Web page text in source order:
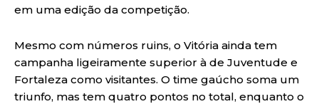
em uma edição da competição.
Mesmo com números ruins, o Vitória ainda tem
campanha ligeiramente superior à de Juventude e
Fortaleza como visitantes. O time gaúcho soma um
triunfo, mas tem quatro pontos no total, enquanto o